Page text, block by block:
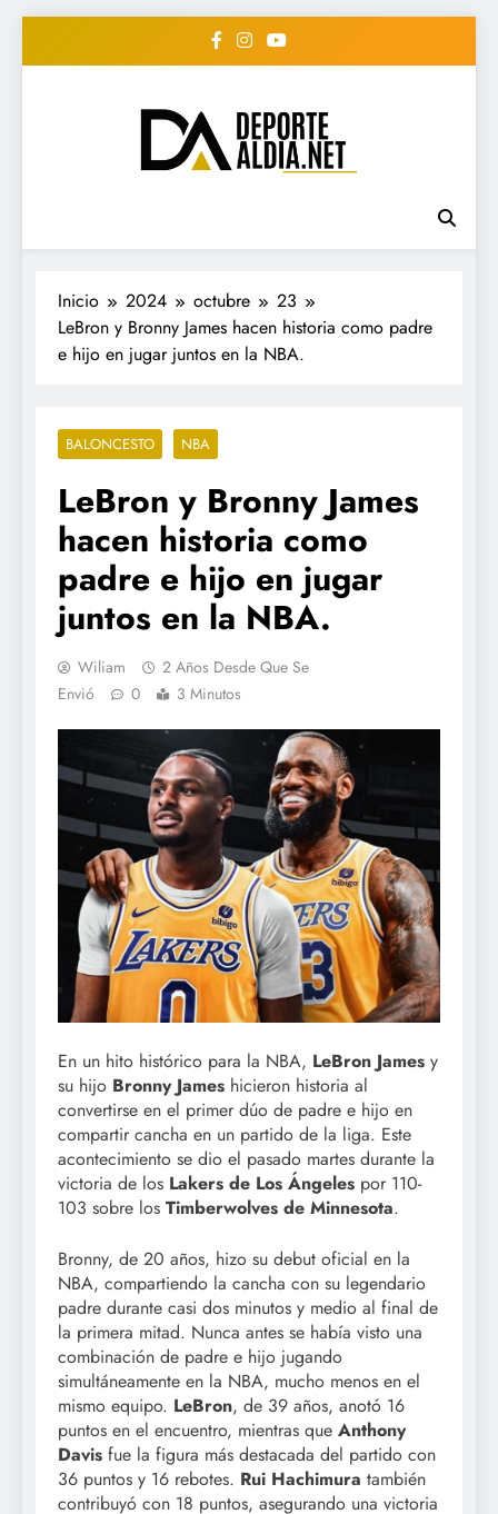
• DEPORTE AL DIA •
"Periodico Deportivo
Digital"
#deportealdiard #deportealdiaperiodico
Inicio 2024 octubre
23
LeBron y Bronny James hacen historia como padre
e hijo en jugar juntos en la NBA.
BALONCESTO NBA
LeBron y Bronny James
hacen historia como
padre e hijo en jugar
juntos en la NBA.
Wiliam
2 Años Desde Que Se
Envió
0 3 Minutos
En un hito histórico para la NBA, LeBron James y
su hijo Bronny James hicieron historia al
convertirse en el primer dúo de padre e hijo en
compartir cancha en un partido de la liga. Este
acontecimiento se dio el pasado martes durante la
victoria de los Lakers de Los Ángeles por 110-
103 sobre los Timberwolves de Minnesota.
Bronny, de 20 años, hizo su debut oficial en la
NBA, compartiendo la cancha con su legendario
padre durante casi dos minutos y medio al final de
la primera mitad. Nunca antes se había visto una
combinación de padre e hijo jugando
simultáneamente en la NBA, mucho menos en el
mismo equipo. LeBron, de 39 años, anotó 16
puntos en el encuentro, mientras que Anthony
Davis fue la figura más destacada del partido con
36 puntos y 16 rebotes. Rui Hachimura también
contribuyó con 18 puntos, asegurando una victoria